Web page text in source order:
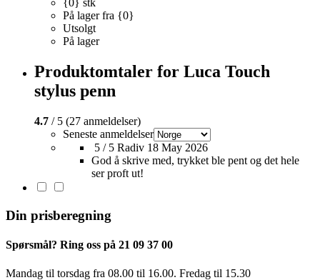
{0} stk
På lager fra {0}
Utsolgt
På lager
Produktomtaler for Luca Touch
stylus penn
4.7 / 5 (27 anmeldelser)
Seneste anmeldelser
5 / 5 Radiv 18 May 2026
God å skrive med, trykket ble pent og det hele
ser proft ut!
Din prisberegning
Spørsmål? Ring oss på 21 09 37 00
Mandag til torsdag ​​fra 08.00 til 16.00. Fredag til 15.30